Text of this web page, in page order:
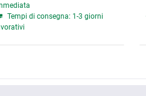
Tempi di consegna: 1-3 giorni